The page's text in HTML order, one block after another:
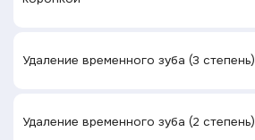
Удаление временного зуба (3 степень)
Удаление временного зуба (2 степень)